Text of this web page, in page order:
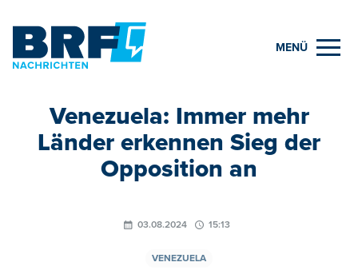
MENÜ
Venezuela: Immer mehr
Länder erkennen Sieg der
Opposition an
03.08.2024 15:13
VENEZUELA